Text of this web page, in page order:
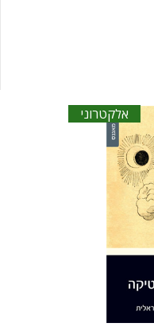
אלקטרוני